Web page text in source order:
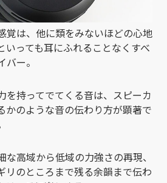
覚は、他に類をみないほどの心地
いっても耳にふれることなくすべ
ー。
を持ってでてくる音は、スピーカ
かのような音の伝わり方が顕著で
高域から低域の力強さの再現、
リのところまで残る余韻まで伝わ